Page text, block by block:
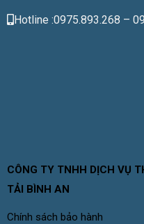
Hotline :0975.893.268 –
CÔNG TY TNHH DỊCH VỤ
TẢI BÌNH AN
Chính sách bảo hành